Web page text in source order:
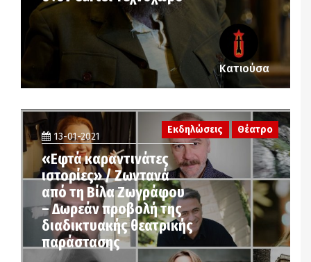
Κατιούσα
13-01-2021
«Εφτά καραντινάτες
ιστορίες» / Ζωντανά
από τη Βίλα Ζωγράφου
– Δωρεάν προβολή της
διαδικτυακής θεατρικής
παράστασης
Εκδηλώσεις Θέατρο